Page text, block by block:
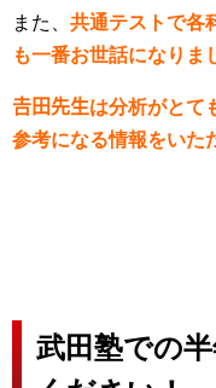
また、 共通テストで各
も一番お世話になりま
𠮷田先生は分析がとて
参考になる情報をいた
武田塾での